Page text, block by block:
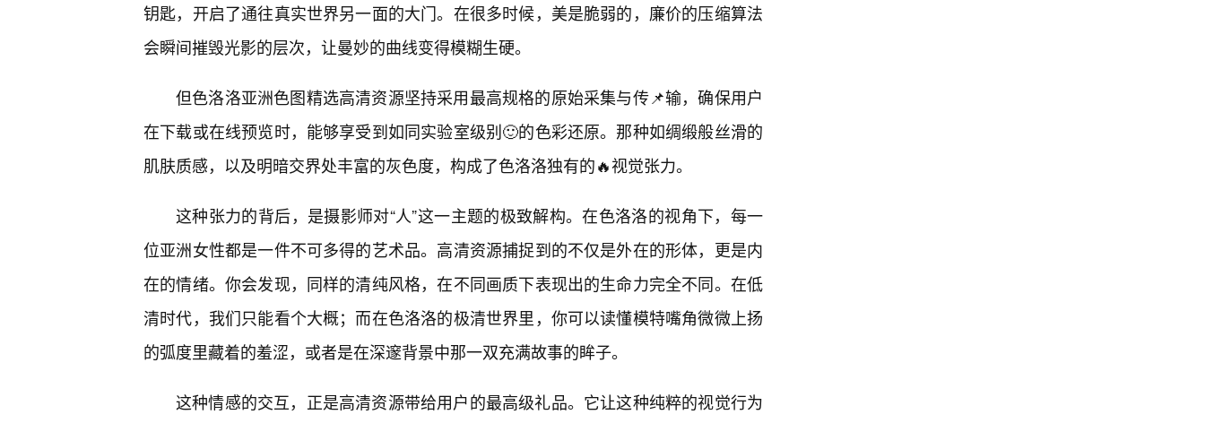
钥匙，开启了通往真实世界另一面的大门。在很多时候，美是脆弱的，廉价的压缩算法
会瞬间摧毁光影的层次，让曼妙的曲线变得模糊生硬。
但色洛洛亚洲色图精选高清资源坚持采用最高规格的原始采集与传📌输，确保用户
在下载或在线预览时，能够享受到如同实验室级别🙂的色彩还原。那种如绸缎般丝滑的
肌肤质感，以及明暗交界处丰富的灰色度，构成了色洛洛独有的🔥视觉张力。
这种张力的背后，是摄影师对“人”这一主题的极致解构。在色洛洛的视角下，每一
位亚洲女性都是一件不可多得的艺术品。高清资源捕捉到的不仅是外在的形体，更是内
在的情绪。你会发现，同样的清纯风格，在不同画质下表现出的生命力完全不同。在低
清时代，我们只能看个大概；而在色洛洛的极清世界里，你可以读懂模特嘴角微微上扬
的弧度里藏着的羞涩，或者是在深邃背景中那一双充满故事的眸子。
这种情感的交互，正是高清资源带给用户的最高级礼品。它让这种纯粹的视觉行为